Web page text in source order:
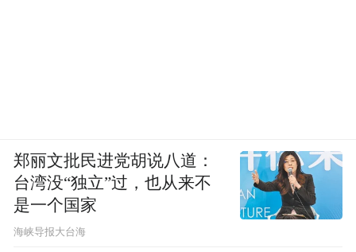
郑丽文批民进党胡说八道：
台湾没“独立”过，也从来不
是一个国家
​海峡导报大台海